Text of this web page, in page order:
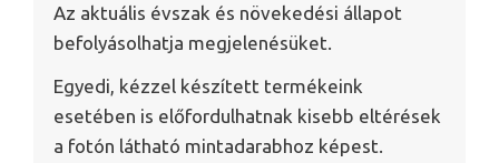
Az aktuális évszak és növekedési állapot
befolyásolhatja megjelenésüket.
Egyedi, kézzel készített termékeink
esetében is előfordulhatnak kisebb eltérések
a fotón látható mintadarabhoz képest.